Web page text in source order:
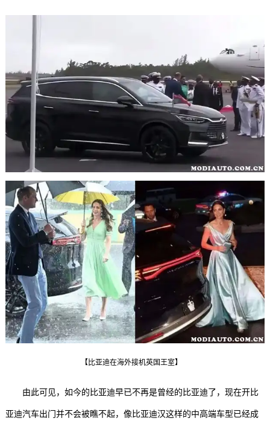
【比亚迪在海外接机英国王室】
由此可见，如今的比亚迪早已不再是曾经的比亚迪了，现在开比
亚迪汽车出门并不会被瞧不起，像比亚迪汉这样的中高端车型已经成